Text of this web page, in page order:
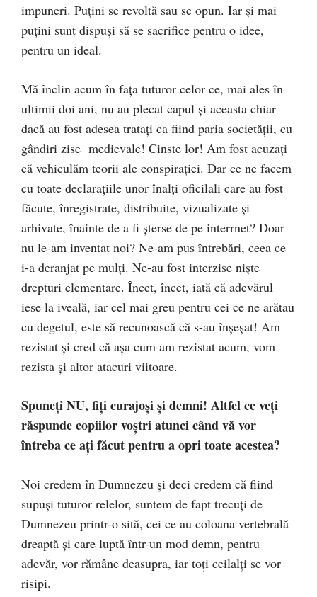
impuneri. Puțini se revoltă sau se opun. Iar și mai
puțini sunt dispuși să se sacrifice pentru o idee,
pentru un ideal.
Mă înclin acum în fața tuturor celor ce, mai ales în
ultimii doi ani, nu au plecat capul și aceasta chiar
dacă au fost adesea tratați ca fiind paria societății, cu
gândiri zise medievale! Cinste lor! Am fost acuzați
că vehiculăm teorii ale conspirației. Dar ce ne facem
cu toate declarațiile unor înalți oficilali care au fost
făcute, înregistrate, distribuite, vizualizate și
arhivate, înainte de a fi șterse de pe interrnet? Doar
nu le-am inventat noi? Ne-am pus întrebări, ceea ce
i-a deranjat pe mulți. Ne-au fost interzise niște
drepturi elementare. Încet, încet, iată că adevărul
iese la iveală, iar cel mai greu pentru cei ce ne arătau
cu degetul, este să recunoască că s-au înșeșat! Am
rezistat și cred că așa cum am rezistat acum, vom
rezista și altor atacuri viitoare.
Spuneți NU, fiți curajoși și demni! Altfel ce veți
răspunde copiilor voștri atunci când vă vor
întreba ce ați făcut pentru a opri toate acestea?
Noi credem în Dumnezeu și deci credem că fiind
supuși tuturor relelor, suntem de fapt trecuți de
Dumnezeu printr-o sită, cei ce au coloana vertebrală
dreaptă și care luptă într-un mod demn, pentru
adevăr, vor rămâne deasupra, iar toți ceilalți se vor
risipi.